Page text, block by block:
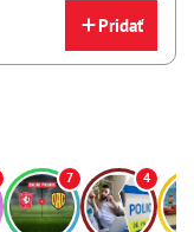
Pridať
7 4